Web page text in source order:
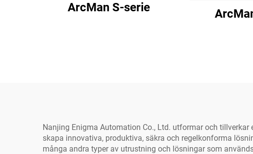
ArcMan S-serie
Nanjing Enigma Automation Co., Ltd. utformar och
skapa innovativa, produktiva, säkra och regelkonforma
många andra typer av utrustning och lösningar som